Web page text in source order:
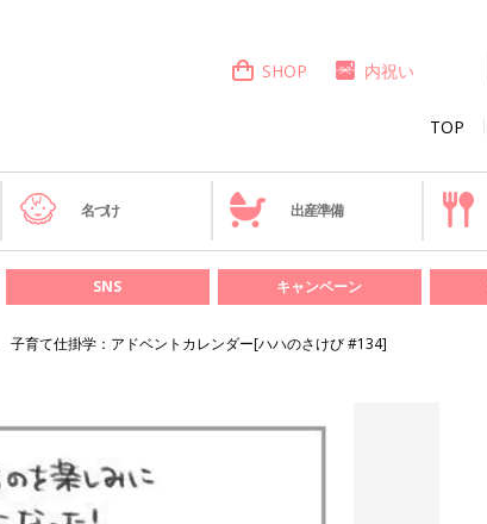
TOP
SHOP 内祝い
名づけ 出産準備
SNS キャンペーン
子育て仕掛学：アドベントカレンダー[ハハのさけび #134]